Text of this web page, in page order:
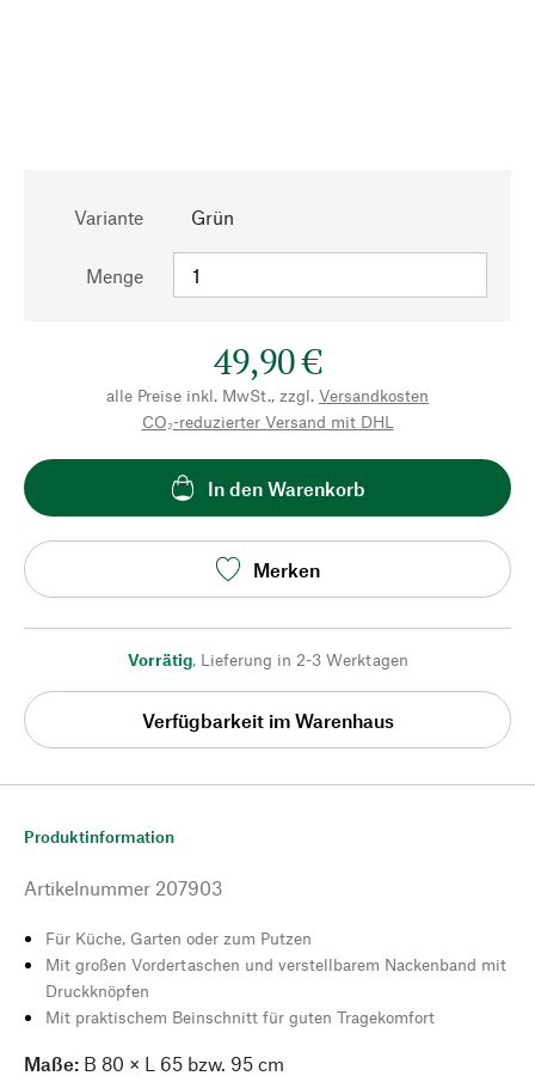
Variante Grün
Menge
49,90 €
alle Preise inkl. MwSt., zzgl. Versandkosten
CO₂-reduzierter Versand mit DHL
In den Warenkorb
Merken
Vorrätig, Lieferung in 2-3 Werktagen
Verfügbarkeit im Warenhaus
Produktinformation
Artikelnummer 207903
Für Küche, Garten oder zum Putzen
Mit großen Vordertaschen und verstellbarem Nackenband mit
Druckknöpfen
Mit praktischem Beinschnitt für guten Tragekomfort
Maße: B 80 × L 65 bzw. 95 cm